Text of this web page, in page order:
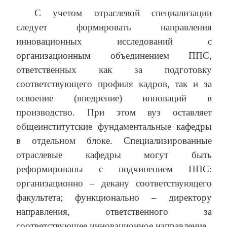
С учетом отраслевой специализации
следует формировать направления
инновационных исследований с
организационным объединением ППС,
ответственных как за подготовку
соответствующего профиля кадров, так и за
освоение (внедрение) инноваций в
производство. При этом вуз оставляет
общеинститутские фундаментальные кафедры
в отдельном блоке. Специализированные
отраслевые кафедры могут быть
реформированы с подчинением ППС:
организационно – декану соответствующего
факультета; функционально – директору
направления, ответственного за